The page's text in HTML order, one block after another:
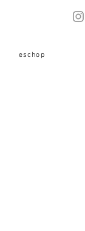
eschop